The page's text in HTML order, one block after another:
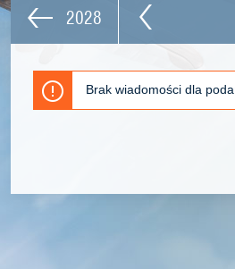
2028
Brak wiadomości dla